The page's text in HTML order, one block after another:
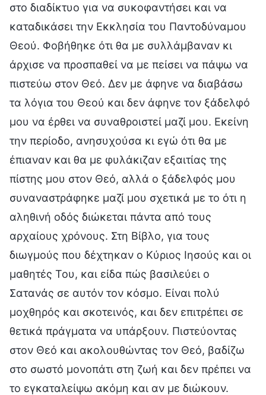
στο διαδίκτυο για να συκοφαντήσει και να
καταδικάσει την Εκκλησία του Παντοδύναμου
Θεού. Φοβήθηκε ότι θα με συλλάμβαναν κι
άρχισε να προσπαθεί να με πείσει να πάψω να
πιστεύω στον Θεό. Δεν με άφηνε να διαβάσω
τα λόγια του Θεού και δεν άφηνε τον ξάδελφό
μου να έρθει να συναθροιστεί μαζί μου. Εκείνη
την περίοδο, ανησυχούσα κι εγώ ότι θα με
έπιαναν και θα με φυλάκιζαν εξαιτίας της
πίστης μου στον Θεό, αλλά ο ξάδελφός μου
συναναστράφηκε μαζί μου σχετικά με το ότι η
αληθινή οδός διώκεται πάντα από τους
αρχαίους χρόνους. Στη Βίβλο, για τους
διωγμούς που δέχτηκαν ο Κύριος Ιησούς και οι
μαθητές Του, και είδα πώς βασιλεύει ο
Σατανάς σε αυτόν τον κόσμο. Είναι πολύ
μοχθηρός και σκοτεινός, και δεν επιτρέπει σε
θετικά πράγματα να υπάρξουν. Πιστεύοντας
στον Θεό και ακολουθώντας τον Θεό, βαδίζω
στο σωστό μονοπάτι στη ζωή και δεν πρέπει να
το εγκαταλείψω ακόμη και αν με διώκουν.